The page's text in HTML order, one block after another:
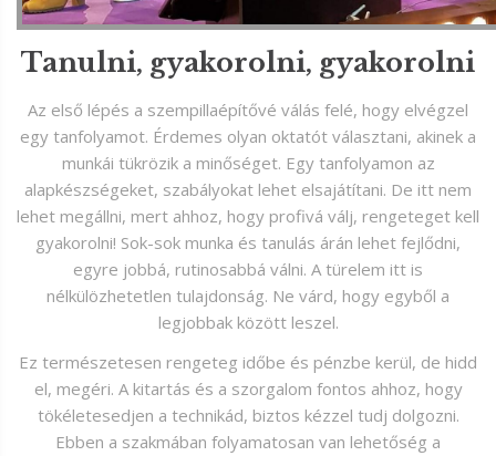
Tanulni, gyakorolni, gyakorolni
Az első lépés a szempillaépítővé válás felé, hogy elvégzel
egy tanfolyamot. Érdemes olyan oktatót választani, akinek a
munkái tükrözik a minőséget. Egy tanfolyamon az
alapkészségeket, szabályokat lehet elsajátítani. De itt nem
lehet megállni, mert ahhoz, hogy profivá válj, rengeteget kell
gyakorolni! Sok-sok munka és tanulás árán lehet fejlődni,
egyre jobbá, rutinosabbá válni. A türelem itt is
nélkülözhetetlen tulajdonság. Ne várd, hogy egyből a
legjobbak között leszel.
Ez természetesen rengeteg időbe és pénzbe kerül, de hidd
el, megéri. A kitartás és a szorgalom fontos ahhoz, hogy
tökéletesedjen a technikád, biztos kézzel tudj dolgozni.
Ebben a szakmában folyamatosan van lehetőség a